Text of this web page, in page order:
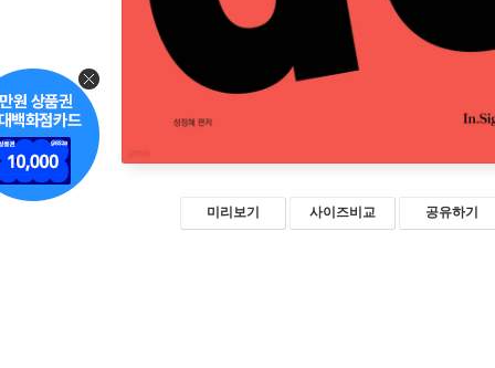
미리보기 사이즈비교 공유하기